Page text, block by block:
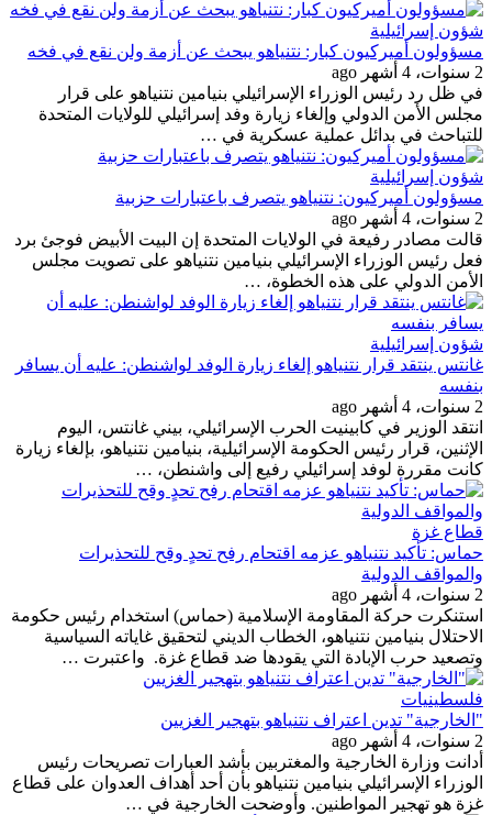
شؤون إسرائيلية
مسؤولون أميركيون كبار: نتنياهو يبحث عن أزمة ولن نقع في فخه
2 سنوات، 4 أشهر ago
في ظل رد رئيس الوزراء الإسرائيلي بنيامين نتنياهو على قرار
مجلس الأمن الدولي وإلغاء زيارة وفد إسرائيلي للولايات المتحدة
للتباحث في بدائل عملية عسكرية في …
شؤون إسرائيلية
مسؤولون أميركيون: نتنياهو يتصرف باعتبارات حزبية
2 سنوات، 4 أشهر ago
قالت مصادر رفيعة في الولايات المتحدة إن البيت الأبيض فوجئ برد
فعل رئيس الوزراء الإسرائيلي بنيامين نتنياهو على تصويت مجلس
الأمن الدولي على هذه الخطوة، …
شؤون إسرائيلية
غانتس ينتقد قرار نتنياهو إلغاء زيارة الوفد لواشنطن: عليه أن يسافر
بنفسه
2 سنوات، 4 أشهر ago
انتقد الوزير في كابينيت الحرب الإسرائيلي، بيني غانتس، اليوم
الإثنين، قرار رئيس الحكومة الإسرائيلية، بنيامين نتنياهو، بإلغاء زيارة
كانت مقررة لوفد إسرائيلي رفيع إلى واشنطن، …
قطاع غزة
حماس: تأكيد نتنياهو عزمه اقتحام رفح تحدٍ وقح للتحذيرات
والمواقف الدولية
2 سنوات، 4 أشهر ago
استنكرت حركة المقاومة الإسلامية (حماس) استخدام رئيس حكومة
الاحتلال بنيامين نتنياهو، الخطاب الديني لتحقيق غاياته السياسية
وتصعيد حرب الإبادة التي يقودها ضد قطاع غزة. واعتبرت …
فلسطينيات
"الخارجية" تدين اعتراف نتنياهو بتهجير الغزيين
2 سنوات، 4 أشهر ago
أدانت وزارة الخارجية والمغتربين بأشد العبارات تصريحات رئيس
الوزراء الإسرائيلي بنيامين نتنياهو بأن أحد أهداف العدوان على قطاع
غزة هو تهجير المواطنين. وأوضحت الخارجية في …